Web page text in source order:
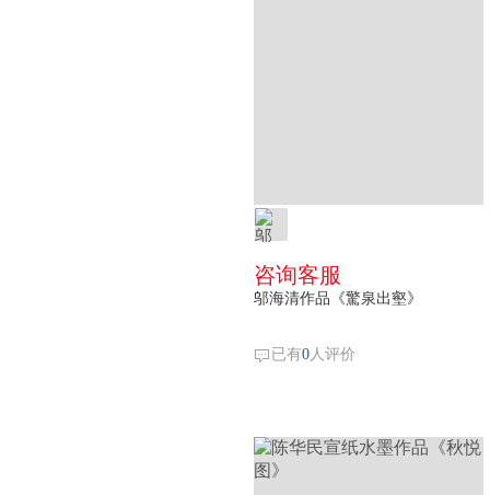
咨询客服
邬海清作品《驚泉出壑》
已有0人评价